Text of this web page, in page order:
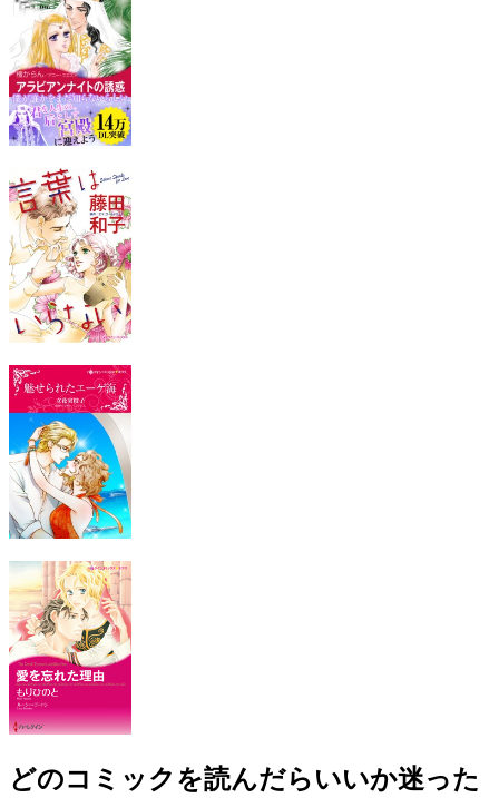
どのコミックを読んだらいいか迷った